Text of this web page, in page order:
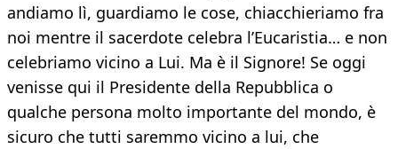
andiamo lì, guardiamo le cose, chiacchieriamo fra
noi mentre il sacerdote celebra l’Eucaristia… e non
celebriamo vicino a Lui. Ma è il Signore! Se oggi
venisse qui il Presidente della Repubblica o
qualche persona molto importante del mondo, è
sicuro che tutti saremmo vicino a lui, che